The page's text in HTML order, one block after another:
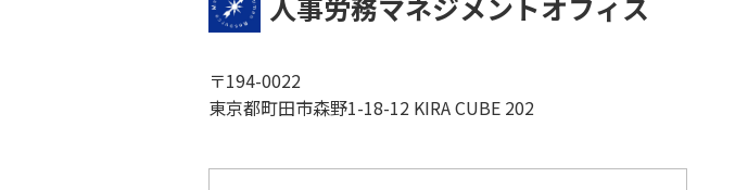
〒194-0022
東京都町田市森野1-18-12 KIRA CUBE 202